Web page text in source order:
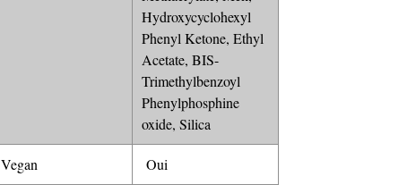
Hydroxycyclohexyl
Phenyl Ketone, Ethyl
Acetate, BIS-
Trimethylbenzoyl
Phenylphosphine
oxide, Silica
Vegan Oui